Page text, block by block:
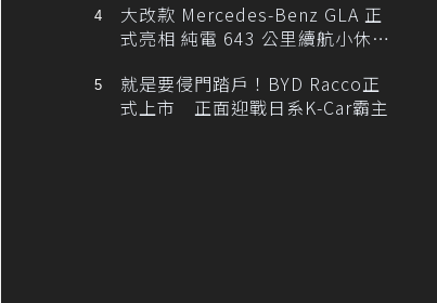
大改款 Mercedes-Benz GLA 正
式亮相 純電 643 公里續航小休
就是要侵門踏戶！BYD Racco正
式上市 正面迎戰日系K-Car霸主